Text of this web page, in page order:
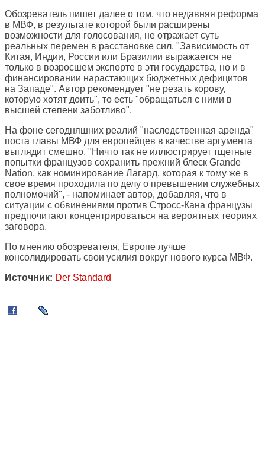
Обозреватель пишет далее о том, что недавняя реформа
в МВФ, в результате которой были расширены
возможности для голосования, не отражает суть
реальных перемен в расстановке сил. "Зависимость от
Китая, Индии, России или Бразилии выражается не
только в возросшем экспорте в эти государства, но и в
финансировании нарастающих бюджетных дефицитов
на Западе". Автор рекомендует "не резать корову,
которую хотят доить", то есть "обращаться с ними в
высшей степени заботливо".
На фоне сегодняшних реалий "наследственная аренда"
поста главы МВФ для европейцев в качестве аргумента
выглядит смешно. "Ничто так не иллюстрирует тщетные
попытки французов сохранить прежний блеск Grande
Nation, как номинирование Лагард, которая к тому же в
свое время проходила по делу о превышении служебных
полномочий", - напоминает автор, добавляя, что в
ситуации с обвинениями против Стросс-Кана французы
предпочитают концентрироваться на вероятных теориях
заговора.
По мнению обозревателя, Европе лучше
консолидировать свои усилия вокруг нового курса МВФ.
Источник: Der Standard